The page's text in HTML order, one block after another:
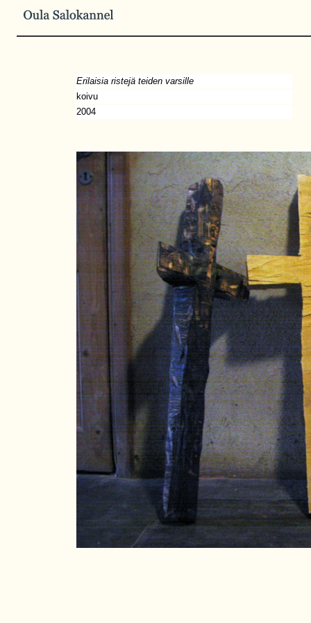
Erilaisia ristejä teiden varsille
koivu
2004